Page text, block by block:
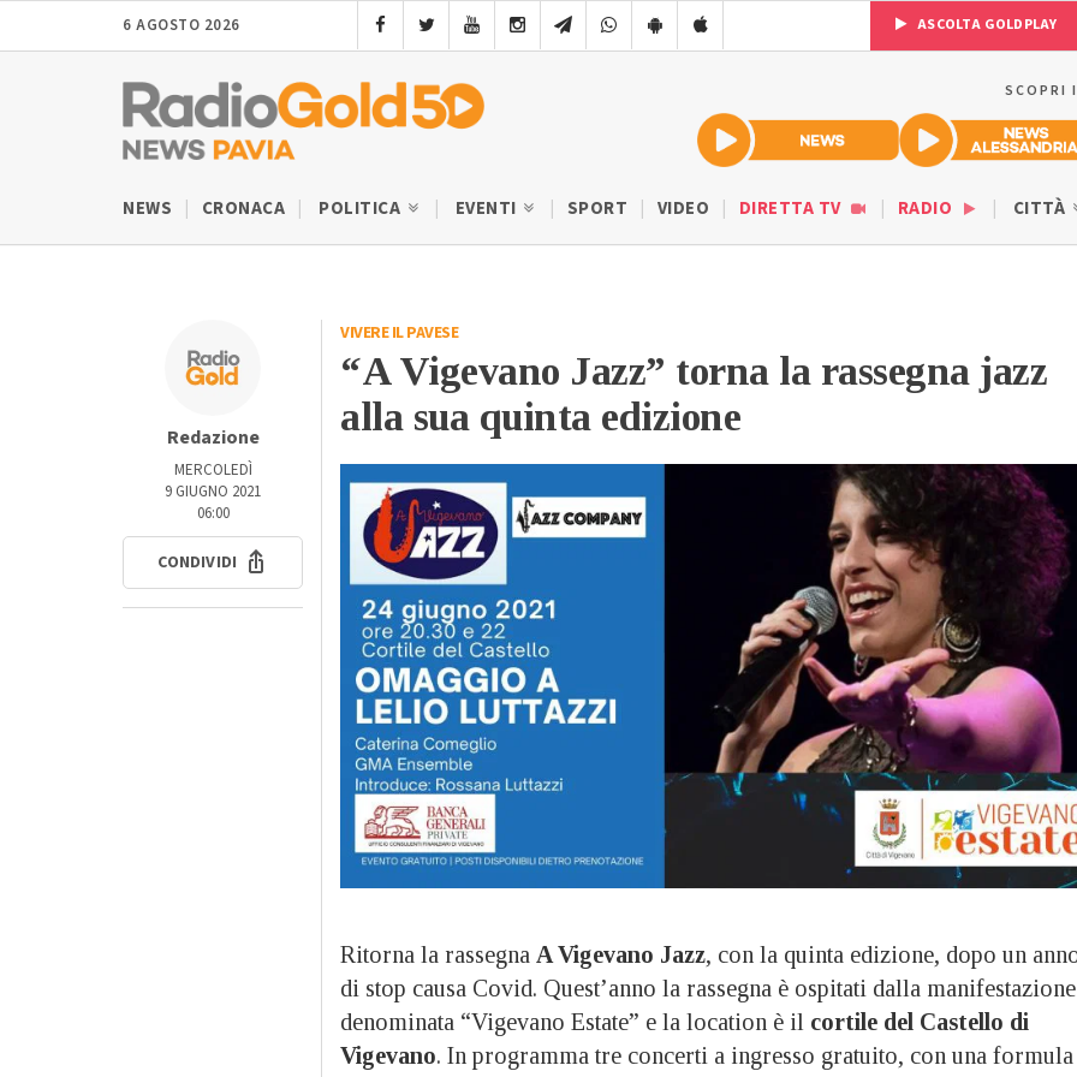
6 AGOSTO 2026 ASCOLTA GOLDPLAY
SCOPRI
NEWS CRONACA POLITICA EVENTI SPORT VIDEO DIRETTA TV RADIO CITTÀ
Redazione
MERCOLEDÌ
9 GIUGNO 2021
06:00
CONDIVIDI
VIVERE IL PAVESE
“A Vigevano Jazz” torna la rassegna jazz
alla sua quinta edizione
Ritorna la rassegna A Vigevano Jazz, con la quinta edizione, dopo un
di stop causa Covid. Quest’anno la rassegna è ospitati dalla manifestazione
denominata “Vigevano Estate” e la location è il cortile del Castello di
Vigevano. In programma tre concerti a ingresso gratuito, con una formula